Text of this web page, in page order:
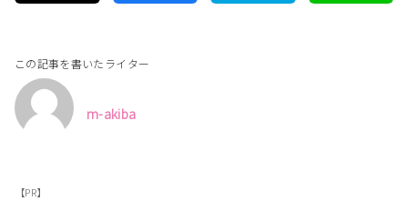
この記事を書いたライター
m-akiba
【PR】